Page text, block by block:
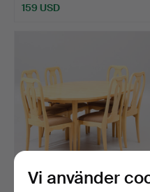
159 USD
CARL MALMSTEN.
Vi använder